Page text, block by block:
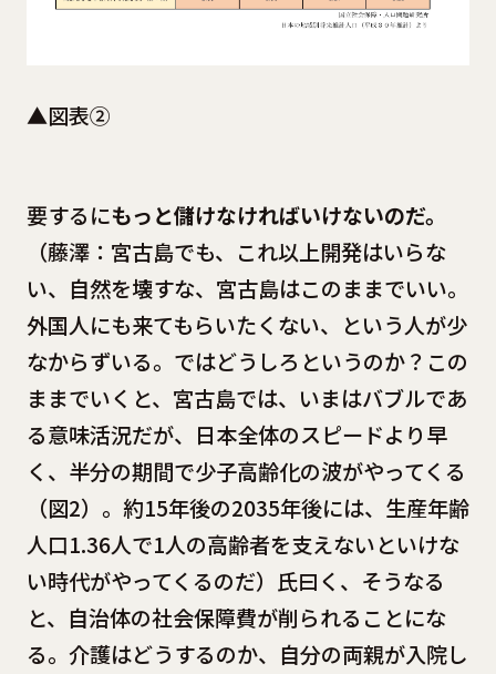
▲図表②
要するにもっと儲けなければいけないのだ。
（藤澤：宮古島でも、これ以上開発はいらな
い、自然を壊すな、宮古島はこのままでいい。
外国人にも来てもらいたくない、という人が少
なからずいる。ではどうしろというのか？この
ままでいくと、宮古島では、いまはバブルであ
る意味活況だが、日本全体のスピードより早
く、半分の期間で少子高齢化の波がやってくる
（図2）。約15年後の2035年後には、生産年齢
人口1.36人で1人の高齢者を支えないといけな
い時代がやってくるのだ）氏曰く、そうなる
と、自治体の社会保障費が削られることにな
る。介護はどうするのか、自分の両親が入院し